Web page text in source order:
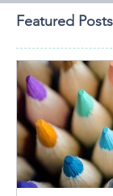
Featured Posts